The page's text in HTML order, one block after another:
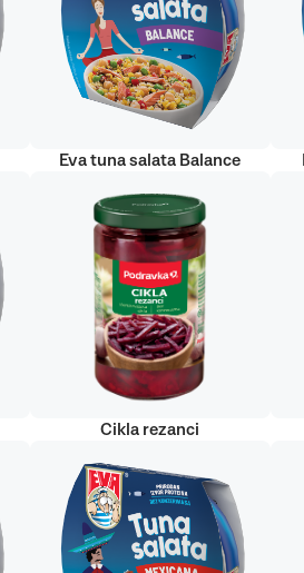
Eva tuna salata Balance
Cikla rezanci